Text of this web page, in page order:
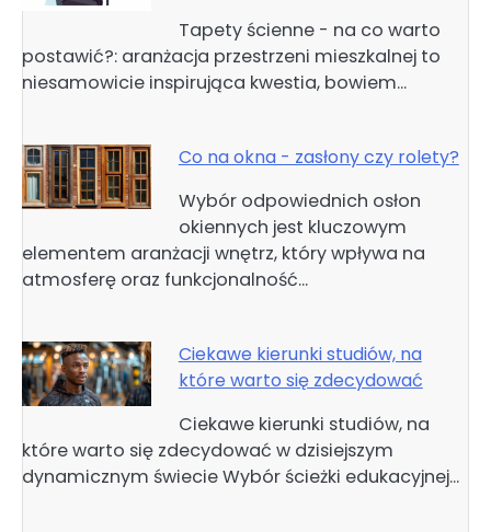
Tapety ścienne - na co warto
postawić?: aranżacja przestrzeni mieszkalnej to
niesamowicie inspirująca kwestia, bowiem…
Co na okna - zasłony czy rolety?
Wybór odpowiednich osłon
okiennych jest kluczowym
elementem aranżacji wnętrz, który wpływa na
atmosferę oraz funkcjonalność…
Ciekawe kierunki studiów, na
które warto się zdecydować
Ciekawe kierunki studiów, na
które warto się zdecydować w dzisiejszym
dynamicznym świecie Wybór ścieżki edukacyjnej…